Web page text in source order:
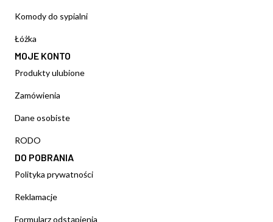
Komody do sypialni
Łóżka
MOJE KONTO
Produkty ulubione
Zamówienia
Dane osobiste
RODO
DO POBRANIA
Polityka prywatności
Reklamacje
Formularz odstąpienia